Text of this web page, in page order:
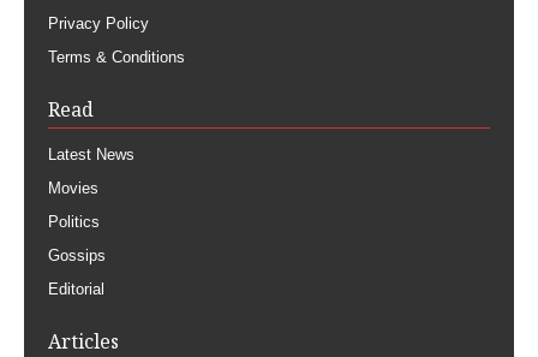
Privacy Policy
Terms & Conditions
Read
Latest News
Movies
Politics
Gossips
Editorial
Articles